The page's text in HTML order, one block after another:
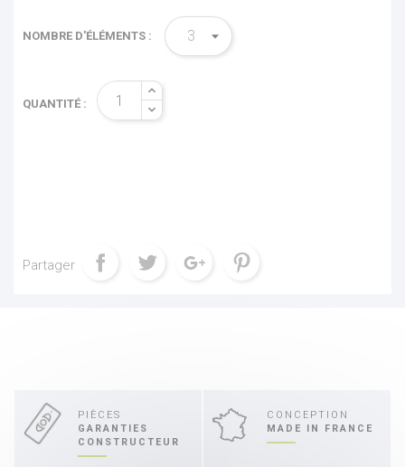
NOMBRE D'ÉLÉMENTS :
QUANTITÉ :
Partager
PIÈCES
GARANTIES
CONSTRUCTEUR
CONCEPTION
MADE IN FRANCE